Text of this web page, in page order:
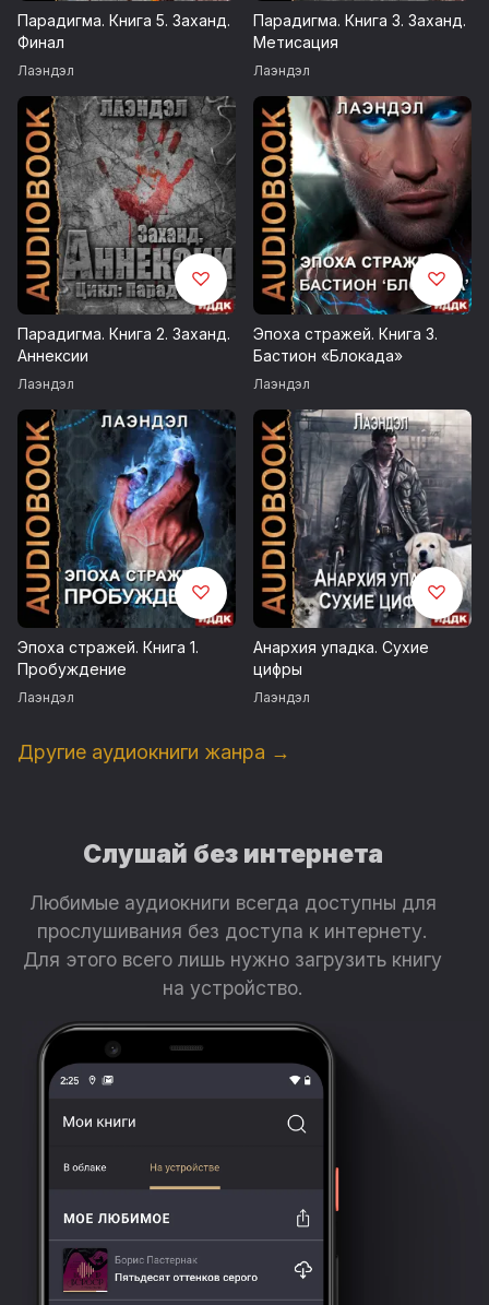
Darren Curtis / Welcome to My Humble Abode
Darren Curtis / Dystopian Nightmare
Darren Curtis / Pay the Reaper
Запись 2022 г.
Возрастные ограничения 16+
© Лаэндэл
© ИДДК
Парадигма. Книга 5. Заханд.
Финал
Лаэндэл
Парадигма. Книга 3. Заханд.
Метисация
Лаэндэл
Парадигма. Книга 2. Заханд.
Аннексии
Лаэндэл
Эпоха стражей. Книга 3.
Бастион «Блокада»
Лаэндэл
Эпоха стражей. Книга 1.
Пробуждение
Лаэндэл
Анархия упадка. Сухие
цифры
Лаэндэл
Другие аудиокниги жанра →
Слушай без интернета
Любимые аудиокниги всегда доступны для
прослушивания без доступа к интернету.
Для этого всего лишь нужно загрузить книгу
на устройство.